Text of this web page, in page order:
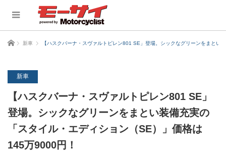
ホーム 新車 【ハスクバーナ・スヴァルトピレン801 SE」登場。シックなグリーンをまと
新車
【ハスクバーナ・スヴァルトピレン801 SE」
登場。シックなグリーンをまとい装備充実の
「スタイル・エディション（SE）」価格は
145万9000円！